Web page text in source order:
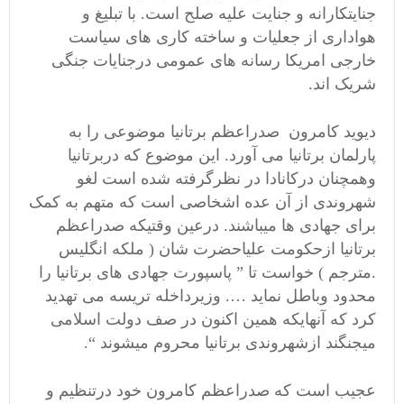
جنایتکارانه و جنایت علیه صلح است. با تبلیغ و
هواداری از جعلیات و ساخته کاری های سیاست
خارجی امریکا رسانه های عمومی درجنایات جنگی
شریک اند.
دیوید کامرون صدراعظم برتانیا موضوعی را به
پارلمان برتانیا می آورد. این موضوع که دربرتانیا
وهمچنان درکانادا در نظرگرفته شده است لغو
شهروندی از آن عده اشخاصی است که متهم به کمک
برای جهادی ها میباشند. درعین وقتیکه صدراعظم
برتانیا ازحکومت علیاحضرت شان ( ملکه انگلیس
.مترجم ) خواست تا ” پاسپورت جهادی های برتانیا را
محدود وباطل نماید …. وزیرداخله تریسه می تهدید
کرد که آنهایکه همین اکنون در صف دولت اسلامی
میجنگند ازشهروندی برتانیا محروم میشوند “.
عجیب است که صدراعظم کامرون خود درتنظیم و